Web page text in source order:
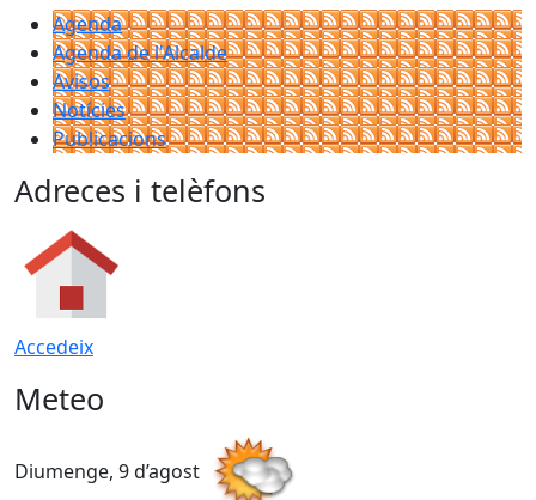
Agenda
Agenda de l'Alcalde
Avisos
Notícies
Publicacions
Adreces i telèfons
Accedeix
Meteo
Diumenge, 9 d’agost